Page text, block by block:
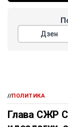
Дзен
//ПОЛИТИКА
Глава СЖР